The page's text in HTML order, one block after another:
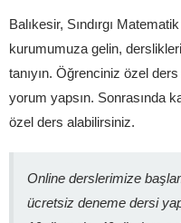
Balıkesir, Sındırgı
kurumumuza gelin,
tanıyın. Öğrenciniz özel
yorum yapsın. Sonrasında
özel ders alabilirsiniz.
Online derslerimize
ücretsiz deneme dersi